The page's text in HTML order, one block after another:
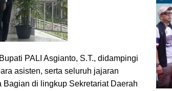
PALI Asgianto, S.T., didampingi
asisten, serta seluruh jajaran
di lingkup Sekretariat Daerah